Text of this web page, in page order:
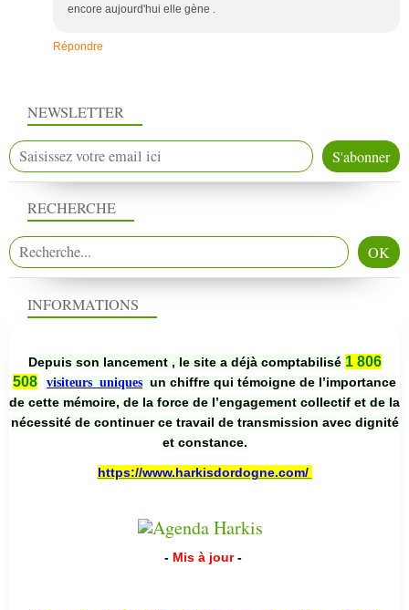
encore aujourd'hui elle gène .
Répondre
NEWSLETTER
RECHERCHE
INFORMATIONS
Depuis son lancement , le site a déjà comptabilisé 1 806
508
visiteurs uniques un chiffre qui témoigne de l’importance
de cette mémoire, de la force de l’engagement collectif et de la
nécessité de continuer ce travail de transmission avec dignité
et constance.
https://www.harkisdordogne.com/
- Mis à jour -